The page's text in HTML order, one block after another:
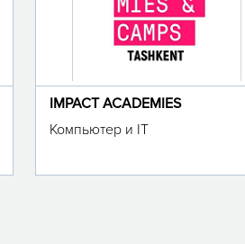
IMPACT ACADEMIES
Компьютер и IT